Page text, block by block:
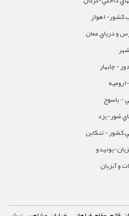
کشور- اهواز
و درياي عمان
- چابهار
- ياسوج
شور-یزد
کشور - تنکابن
یونیدو
و آبزیان